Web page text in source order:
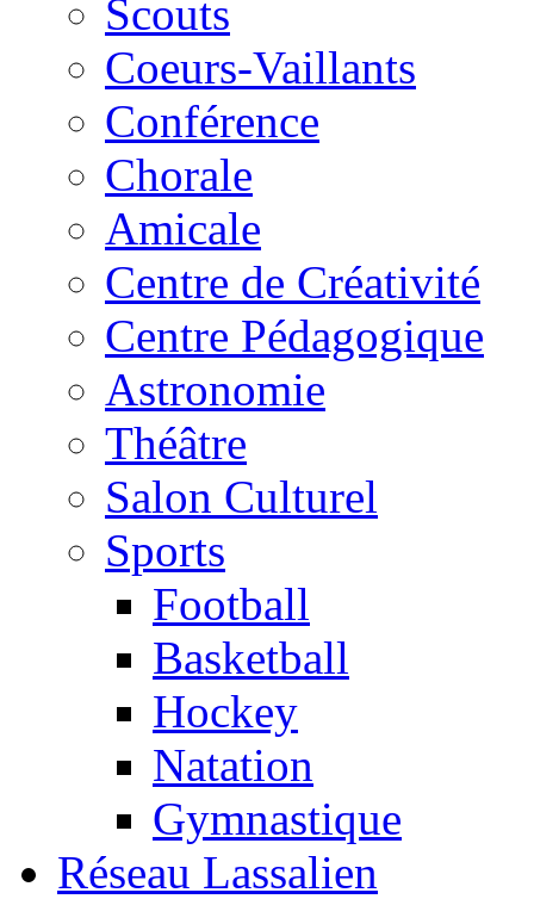
Scouts
Coeurs-Vaillants
Conférence
Chorale
Amicale
Centre de Créativité
Centre Pédagogique
Astronomie
Théâtre
Salon Culturel
Sports
Football
Basketball
Hockey
Natation
Gymnastique
Réseau Lassalien